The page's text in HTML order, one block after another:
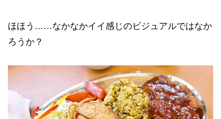
ほほう……なかなかイイ感じのビジュアルではなか
ろうか？